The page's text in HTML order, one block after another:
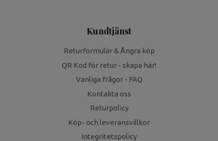
Kundtjänst
Returformulär & Ångra köp
QR Kod för retur - skapa här!
Vanliga frågor - FAQ
Kontakta oss
Returpolicy
Köp- och leveransvillkor
Integritetspolicy